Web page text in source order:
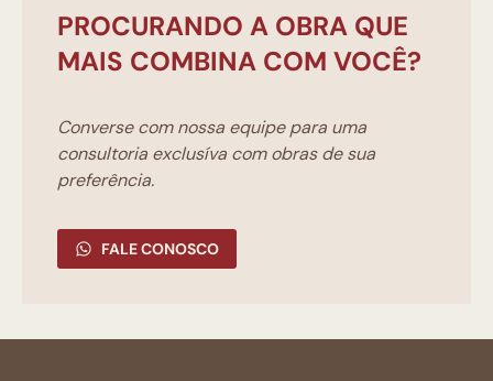
PROCURANDO A OBRA QUE
MAIS COMBINA COM VOCÊ?
Converse com nossa equipe para uma
consultoria exclusíva com obras de sua
preferência.
FALE CONOSCO